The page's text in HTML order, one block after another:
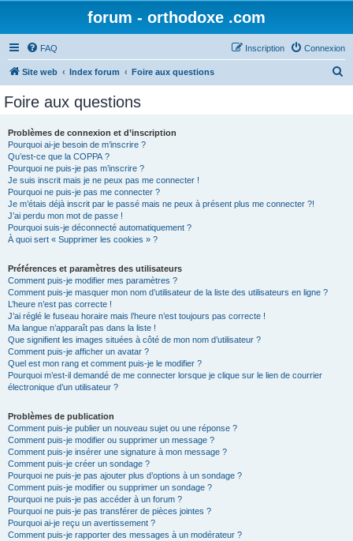
forum - orthodoxe .com
FAQ Connexion
Inscription
Site web Index forum Foire aux questions
Foire aux questions
Problèmes de connexion et d’inscription
Pourquoi ai-je besoin de m’inscrire ?
Qu’est-ce que la COPPA ?
Pourquoi ne puis-je pas m’inscrire ?
Je suis inscrit mais je ne peux pas me connecter !
Pourquoi ne puis-je pas me connecter ?
Je m’étais déjà inscrit par le passé mais ne peux à présent plus me connecter ?!
J’ai perdu mon mot de passe !
Pourquoi suis-je déconnecté automatiquement ?
À quoi sert « Supprimer les cookies » ?
Préférences et paramètres des utilisateurs
Comment puis-je modifier mes paramètres ?
Comment puis-je masquer mon nom d’utilisateur de la liste des utilisateurs en ligne ?
L’heure n’est pas correcte !
J’ai réglé le fuseau horaire mais l’heure n’est toujours pas correcte !
Ma langue n’apparaît pas dans la liste !
Que signifient les images situées à côté de mon nom d’utilisateur ?
Comment puis-je afficher un avatar ?
Quel est mon rang et comment puis-je le modifier ?
Pourquoi m’est-il demandé de me connecter lorsque je clique sur le lien de courrier
électronique d’un utilisateur ?
Problèmes de publication
Comment puis-je publier un nouveau sujet ou une réponse ?
Comment puis-je modifier ou supprimer un message ?
Comment puis-je insérer une signature à mon message ?
Comment puis-je créer un sondage ?
Pourquoi ne puis-je pas ajouter plus d’options à un sondage ?
Comment puis-je modifier ou supprimer un sondage ?
Pourquoi ne puis-je pas accéder à un forum ?
Pourquoi ne puis-je pas transférer de pièces jointes ?
Pourquoi ai-je reçu un avertissement ?
Comment puis-je rapporter des messages à un modérateur ?